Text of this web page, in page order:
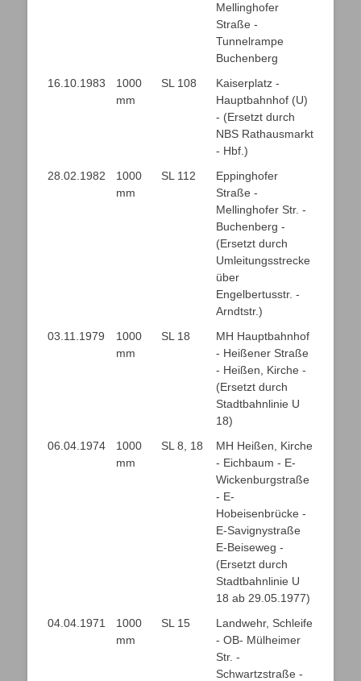
Mellinghofer
Straße -
Tunnelrampe
Buchenberg
16.10.1983
1000
mm
SL 108
Kaiserplatz -
Hauptbahnhof (U)
- (Ersetzt durch
NBS Rathausmarkt
- Hbf.)
28.02.1982
1000
mm
SL 112
Eppinghofer
Straße -
Mellinghofer Str. -
Buchenberg -
(Ersetzt durch
Umleitungsstrecke
über
Engelbertusstr. -
Arndtstr.)
03.11.1979
1000
mm
SL 18
MH Hauptbahnhof
- Heißener Straße
- Heißen, Kirche -
(Ersetzt durch
Stadtbahnlinie U
18)
06.04.1974
1000
mm
SL 8, 18
MH Heißen, Kirche
- Eichbaum - E-
Wickenburgstraße
- E-
Hobeisenbrücke -
E-Savignystraße
E-Beiseweg -
(Ersetzt durch
Stadtbahnlinie U
18 ab 29.05.1977)
04.04.1971
1000
mm
SL 15
Landwehr, Schleife
- OB- Mülheimer
Str. -
Schwartzstraße -